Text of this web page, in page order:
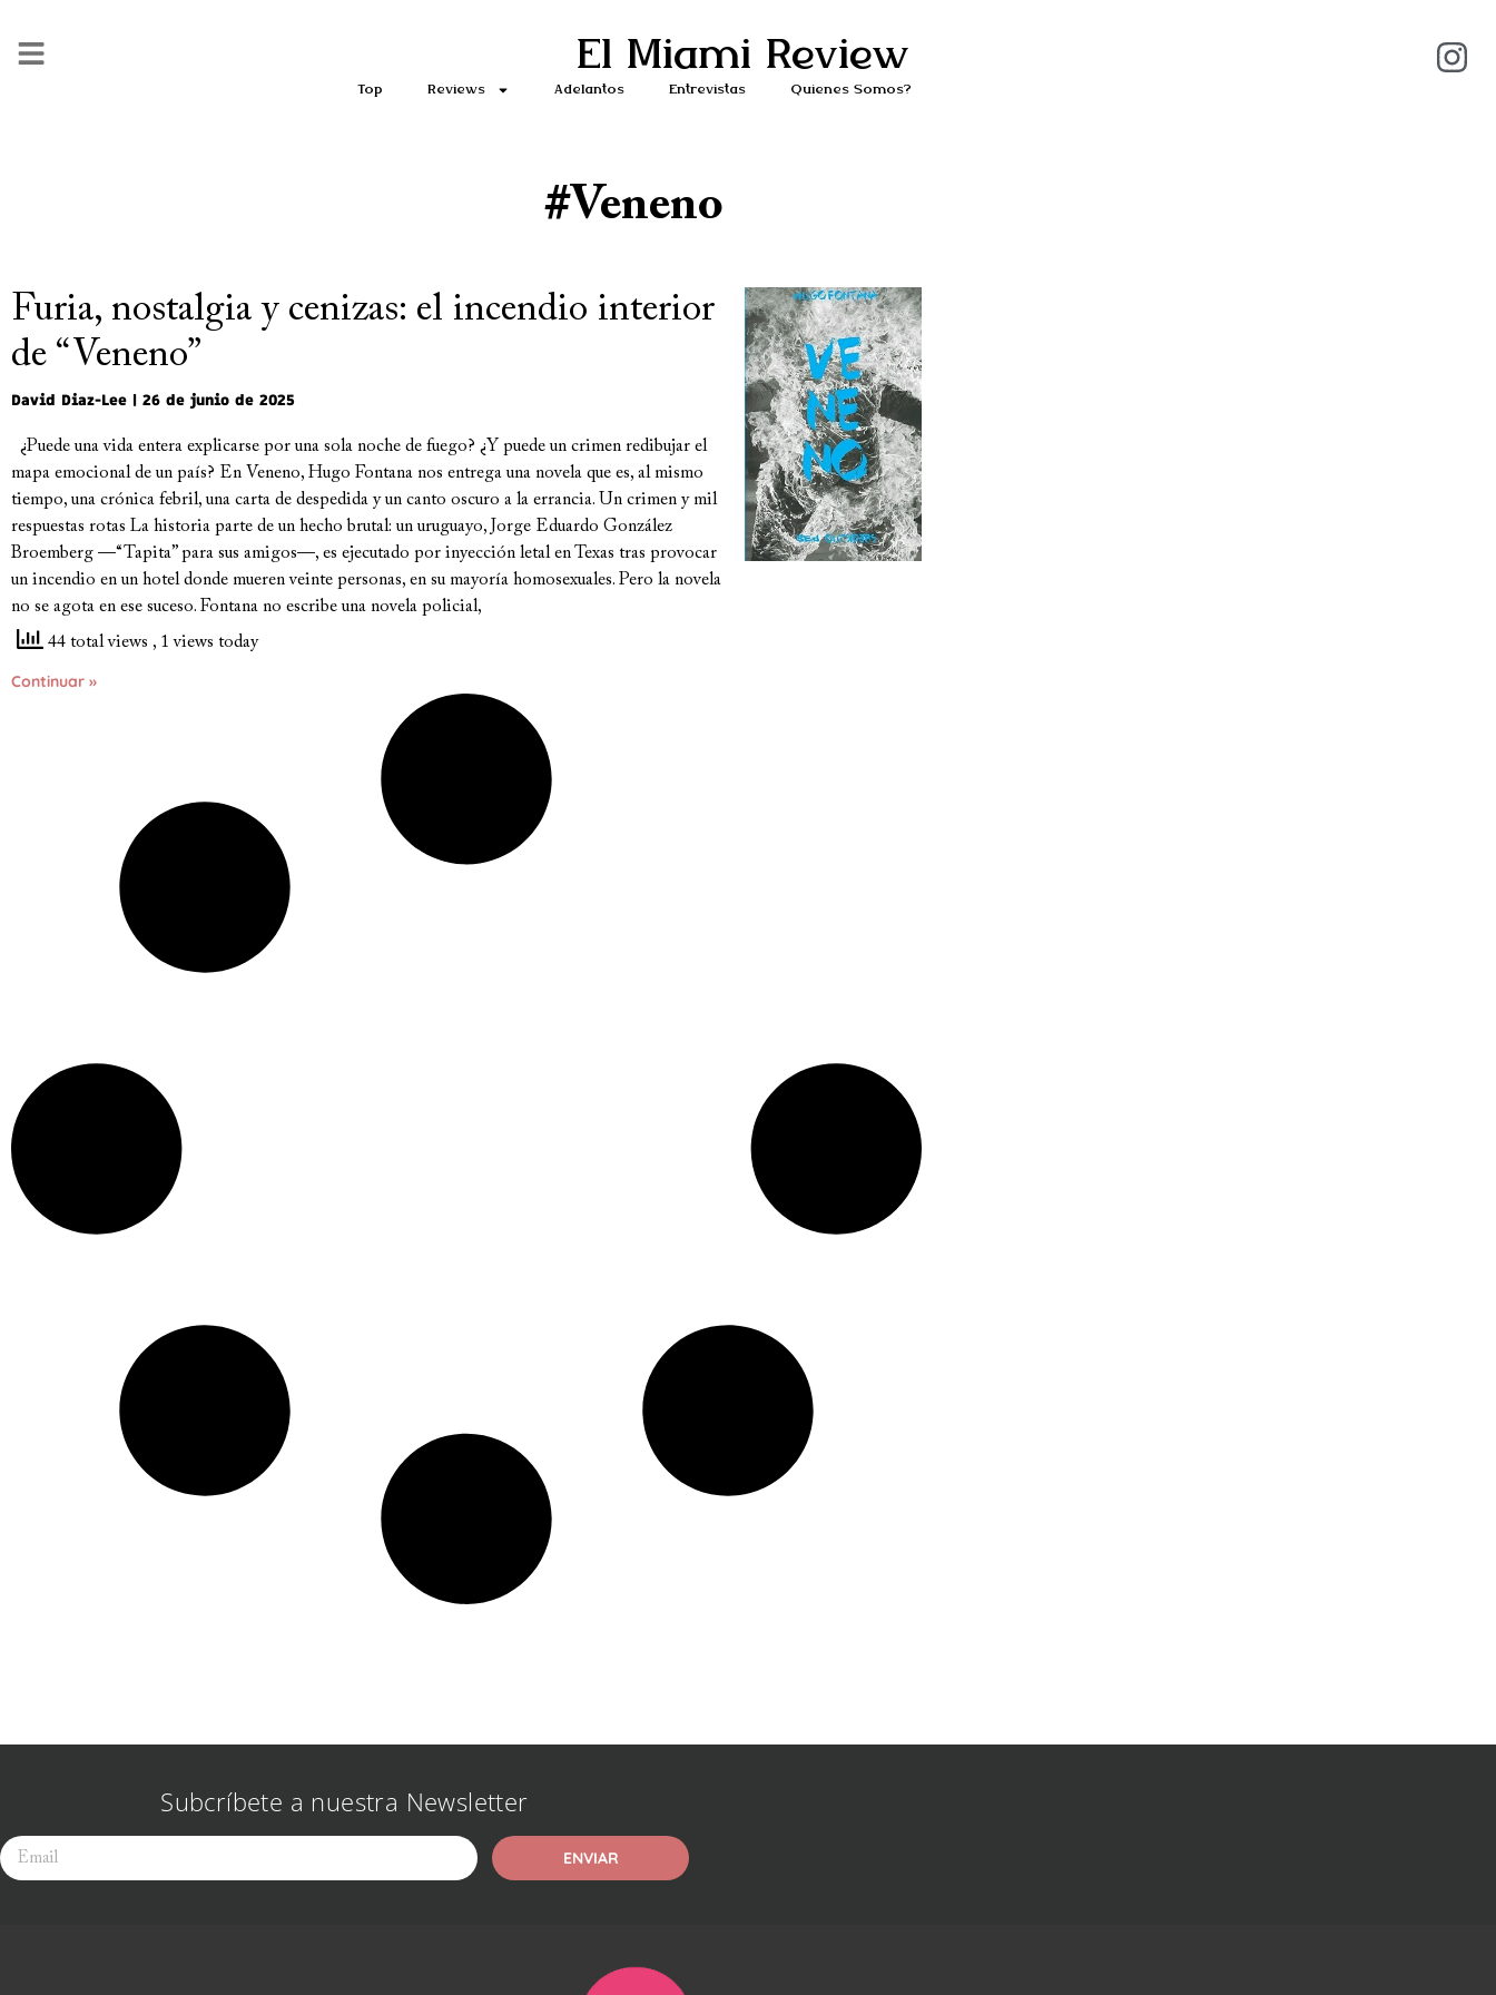
El Miami Review
Top Reviews Adelantos Entrevistas Quiénes Somos?
#Veneno
Furia, nostalgia y cenizas: el incendio interior
de “Veneno”
David Diaz-Lee 26 de junio de 2025
¿Puede una vida entera explicarse por una sola noche de fuego? ¿Y puede un crimen redibujar el
mapa emocional de un país? En Veneno, Hugo Fontana nos entrega una novela que es, al mismo
tiempo, una crónica febril, una carta de despedida y un canto oscuro a la errancia. Un crimen y mil
respuestas rotas La historia parte de un hecho brutal: un uruguayo, Jorge Eduardo González
Broemberg —“Tapita” para sus amigos—, es ejecutado por inyección letal en Texas tras provocar
un incendio en un hotel donde mueren veinte personas, en su mayoría homosexuales. Pero la novela
no se agota en ese suceso. Fontana no escribe una novela policial,
44 total views , 1 views today
Continuar »
Subcríbete a nuestra Newsletter
ENVIAR